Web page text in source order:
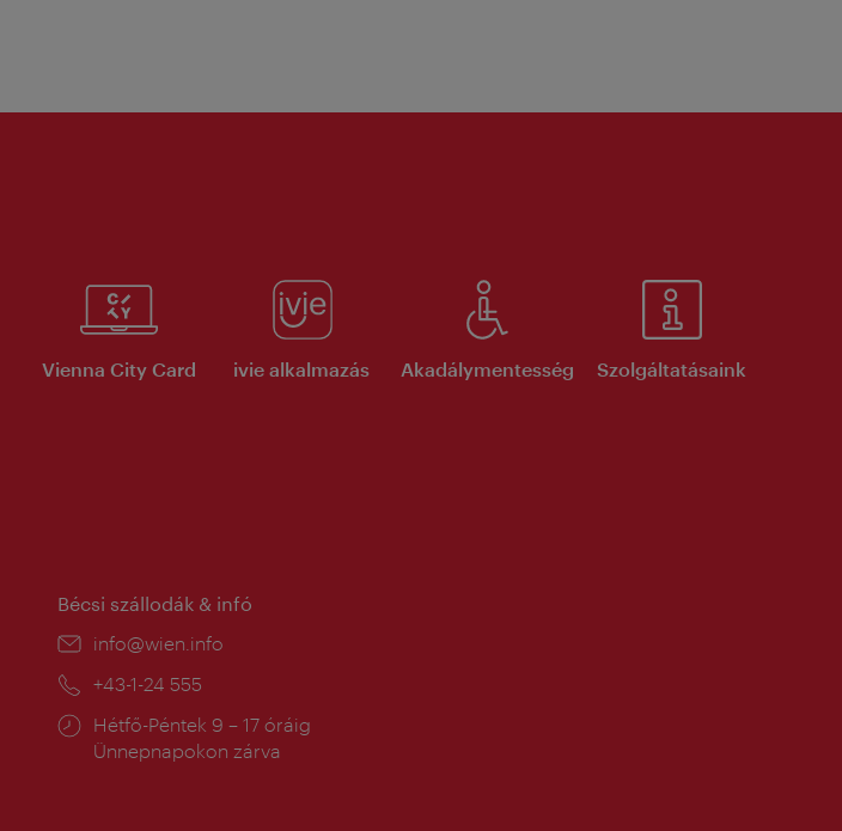
Vienna City Card ivie alkalmazás Akadálymentesség Szolgáltatásaink
Bécsi szállodák & infó
E-
info@wien.info
Telefon:
+43-1-24 555
Nyitva
tartás:
Hétfő-Péntek 9 – 17 óráig
Ünnepnapokon zárva